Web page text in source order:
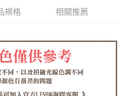
」後，將跳轉至「AFTEE先享後付」
，方視為交易完成。
繳費，但若您需要取消訂單，請聯絡
訂單仍視為有效，需透過AFTEE先享
」之結帳頁面顯示為準，若有關於
)免運費
)免運費
)免運費
規格 相關推薦